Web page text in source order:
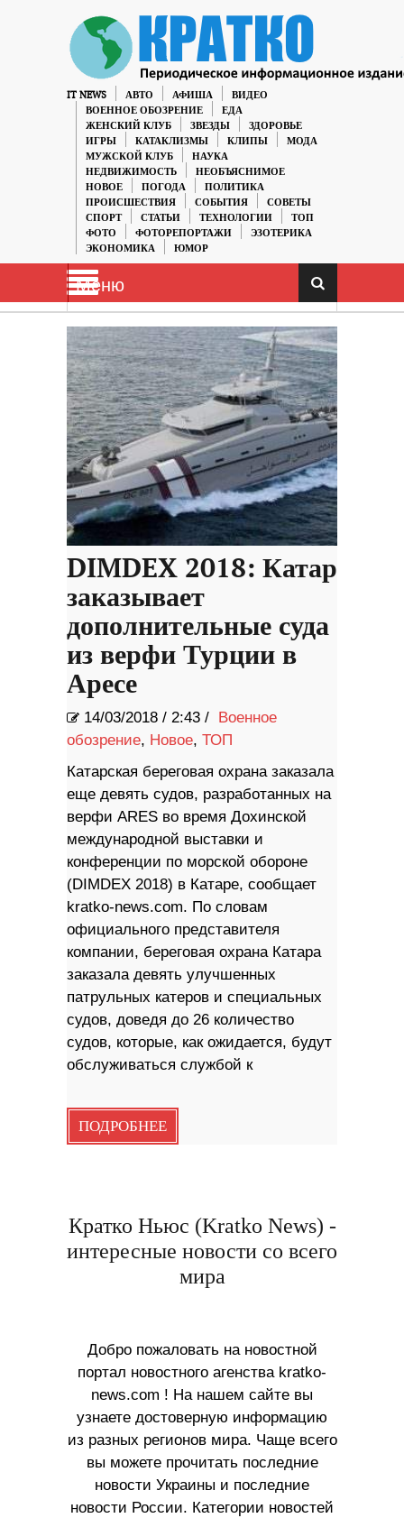
IT NEWS АВТО АФИША
ВИДЕО
ВОЕННОЕ ОБОЗРЕНИЕ
ЕДА
ЖЕНСКИЙ КЛУБ
ЗВЕЗДЫ
ЗДОРОВЬЕ
ИГРЫ
КАТАКЛИЗМЫ КЛИПЫ
МОДА
МУЖСКОЙ КЛУБ
НАУКА
НЕДВИЖИМОСТЬ
НЕОБЪЯСНИМОЕ
НОВОЕ
ПОГОДА
ПОЛИТИКА
ПРОИСШЕСТВИЯ
СОБЫТИЯ
СОВЕТЫ
СПОРТ
СТАТЬИ ТЕХНОЛОГИИ
ТОП
ФОТО
ФОТОРЕПОРТАЖИ
ЭЗОТЕРИКА
ЭКОНОМИКА
ЮМОР
Меню
DIMDEX 2018: Катар
заказывает
дополнительные суда
из верфи Турции в
Аресе
14/03/2018 / 2:43 /
Военное
обозрение, Новое, ТОП
Катарская береговая охрана заказала
еще девять судов, разработанных на
верфи ARES во время Дохинской
международной выставки и
конференции по морской обороне
(DIMDEX 2018) в Катаре, сообщает
kratko-news.com. По словам
официального представителя
компании, береговая охрана Катара
заказала девять улучшенных
патрульных катеров и специальных
судов, доведя до 26 количество
судов, которые, как ожидается, будут
обслуживаться службой к
ПОДРОБНЕЕ
Кратко Ньюс (Kratko News) -
интересные новости со всего
мира
Добро пожаловать на новостной
портал новостного агенства kratko-
news.com ! На нашем сайте вы
узнаете достоверную информацию
из разных регионов мира. Чаще всего
вы можете прочитать последние
новости Украины и последние
новости России. Категории новостей